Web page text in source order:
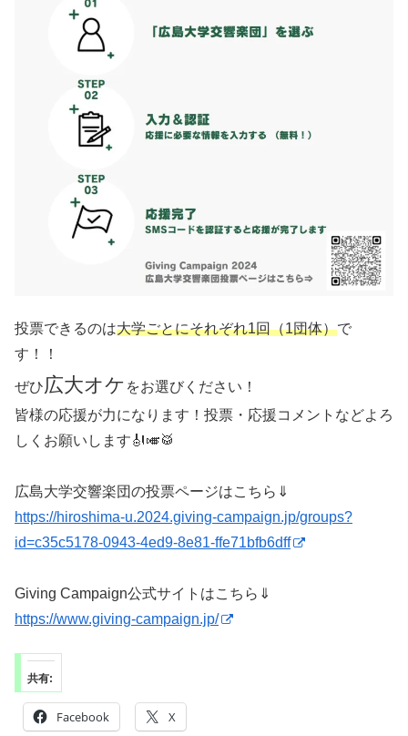
投票できるのは大学ごとにそれぞれ1回（1団体）で
す！！
ぜひ広大オケ をお選びください！
皆様の応援が力になります！投票・応援コメントなどよろ
しくお願いします🎻🎺🥁
広島大学交響楽団の投票ページはこちら⇓
https://hiroshima-u.2024.giving-campaign.jp/groups?
id=c35c5178-0943-4ed9-8e81-ffe71bfb6dff
Giving Campaign公式サイトはこちら⇓
https://www.giving-campaign.jp/
共有:
Facebook X